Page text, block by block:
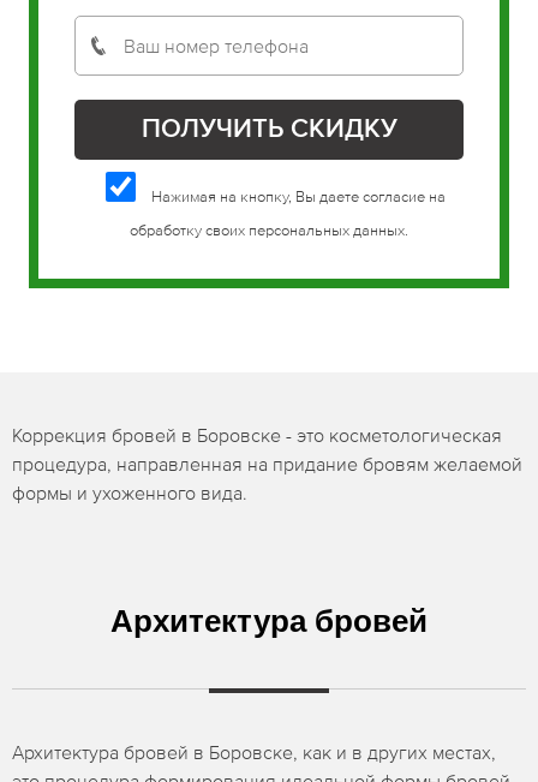
Нажимая на кнопку, Вы даете согласие на
обработку своих персональных данных.
Коррекция бровей в Боровске - это косметологическая
процедура, направленная на придание бровям желаемой
формы и ухоженного вида.
Архитектура бровей
Архитектура бровей в Боровске, как и в других местах,